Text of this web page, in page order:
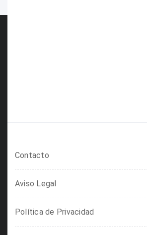
Contacto
Aviso Legal
Política de Privacidad